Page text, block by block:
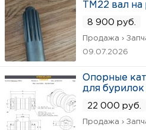
TM22 вал
8 900 руб.
Продажа ›
09.07.2026
Опорные
для
22 000 руб.
Продажа ›